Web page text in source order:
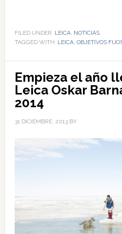
FILED UNDER: LEICA, NOTICIAS
TAGGED WITH: LEICA, OBJETIVOS
Empieza el año
Leica Oskar
2014
31 DICIEMBRE, 2013BY